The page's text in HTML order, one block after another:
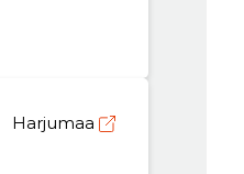
Harjumaa